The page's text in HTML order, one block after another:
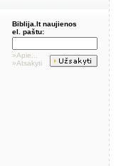
Biblija.lt naujienos
el. paštu:
»Apie...
»Atsakyti